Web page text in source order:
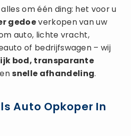
om één ding: het voor u
gedoeverkopen van uw
auto, lichte vracht,
of bedrijfswagen – wij
bod, transparante
snelle afhandeling.
Auto Opkoper In